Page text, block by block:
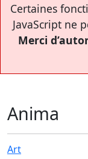
Certaines
JavaScript ne
Merci
Anima
Art